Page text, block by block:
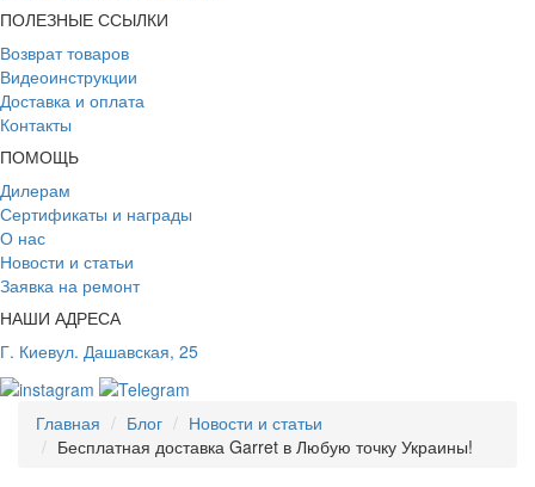
ПОЛЕЗНЫЕ ССЫЛКИ
Возврат товаров
Видеоинструкции
Доставка и оплата
Контакты
ПОМОЩЬ
Дилерам
Сертификаты и награды
О нас
Новости и статьи
Заявка на ремонт
НАШИ АДРЕСА
Г. Киевул. Дашавская, 25
Главная Блог
Новости и статьи
Бесплатная доставка Garret в Любую точку Украины!